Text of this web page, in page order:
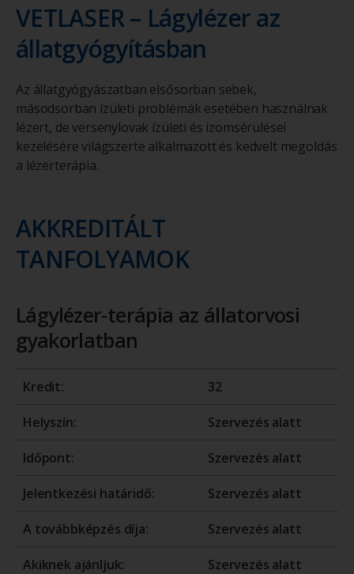
VETLASER – Lágylézer az
állatgyógyításban
Az állatgyógyászatban elsősorban sebek,
másodsorban ízületi problémák esetében használnak
lézert, de versenylovak ízületi és izomsérülései
kezelésére világszerte alkalmazott és kedvelt megoldás
a lézerterápia.
AKKREDITÁLT
TANFOLYAMOK
Lágylézer-terápia az állatorvosi
gyakorlatban
Kredit: 32
Helyszín: Szervezés alatt
Időpont: Szervezés alatt
Jelentkezési határidő: Szervezés alatt
A továbbképzés díja: Szervezés alatt
Akiknek ajánljuk: Szervezés alatt